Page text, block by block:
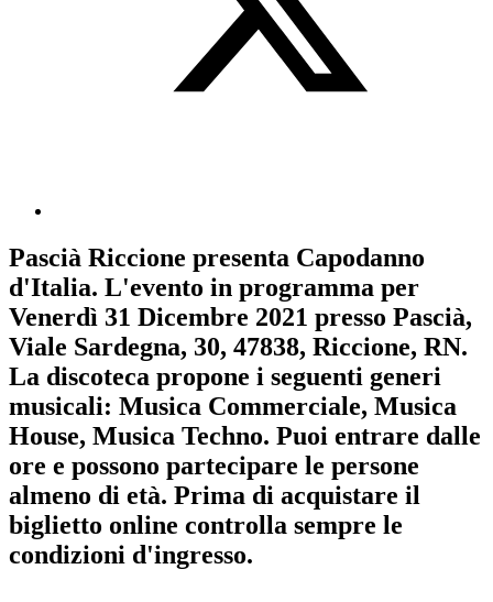
Pascià Riccione presenta Capodanno
d'Italia. L'evento in programma per
Venerdì 31 Dicembre 2021 presso Pascià,
Viale Sardegna, 30, 47838, Riccione, RN.
La discoteca propone i seguenti generi
musicali: Musica Commerciale, Musica
House, Musica Techno. Puoi entrare dalle
ore e possono partecipare le persone
almeno di età. Prima di acquistare il
biglietto online controlla sempre le
condizioni d'ingresso.